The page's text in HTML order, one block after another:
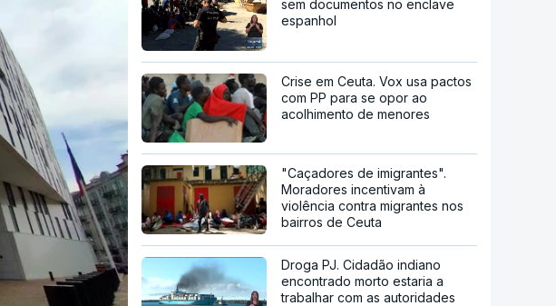
sem documentos no enclave
espanhol
Crise em Ceuta. Vox usa pactos
com PP para se opor ao
acolhimento de menores
"Caçadores de imigrantes".
Moradores incentivam à
violência contra migrantes nos
bairros de Ceuta
Droga PJ. Cidadão indiano
encontrado morto estaria a
trabalhar com as autoridades